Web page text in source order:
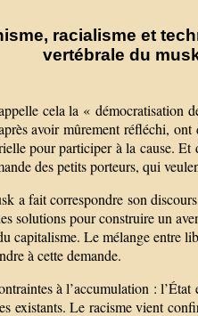
racialisme et
vertébrale du
cela la « démocratisation
avoir mûrement réfléchi, ont
pour participer à la cause.
des petits porteurs, qui
a fait correspondre son
solutions pour construire un
capitalisme. Le mélange entre
à cette demande.
à l’accumulation :
existants. Le racisme vient